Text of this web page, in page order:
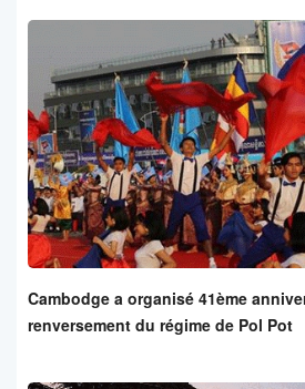
Cambodge a organisé 41ème
renversement du régime de Pol Pot